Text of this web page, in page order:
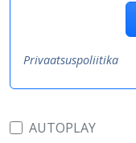
Privaatsuspoliitika
AUTOPLAY